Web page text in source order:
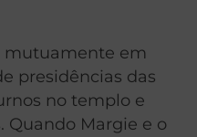
mutuamente em
presidências das
no templo e
Quando Margie e o